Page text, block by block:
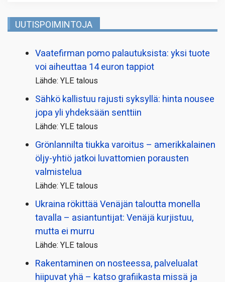
UUTISPOIMINTOJA
Vaatefirman pomo palautuksista: yksi tuote
voi aiheuttaa 14 euron tappiot
Lähde: YLE talous
Sähkö kallistuu rajusti syksyllä: hinta nousee
jopa yli yhdeksään senttiin
Lähde: YLE talous
Grönlannilta tiukka varoitus – amerikkalainen
öljy-yhtiö jatkoi luvattomien porausten
valmistelua
Lähde: YLE talous
Ukraina rökittää Venäjän taloutta monella
tavalla – asiantuntijat: Venäjä kurjistuu,
mutta ei murru
Lähde: YLE talous
Rakentaminen on nosteessa, palvelualat
hiipuvat yhä – katso grafiikasta missä ja